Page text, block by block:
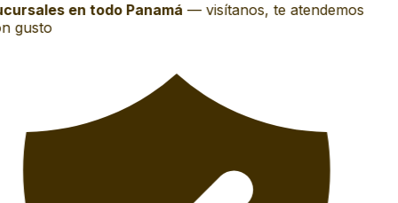
en todo Panamá— visítanos, te atendemos
gusto